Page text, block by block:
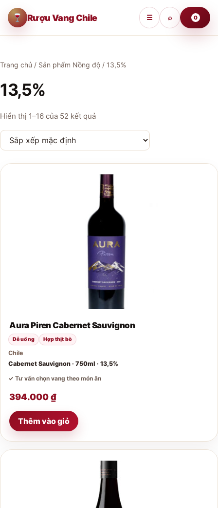
Rượu Vang Chile ☰ ⌕ 0
Trang chủ / Sản phẩm Nồng độ / 13,5%
13,5%
Hiển thị 1–16 của 52 kết quả
Aura Piren Cabernet Sauvignon
Dễ uống Hợp thịt bò
Chile
Cabernet Sauvignon · 750ml · 13,5%
✓ Tư vấn chọn vang theo món ăn
394.000₫
Thêm vào giỏ